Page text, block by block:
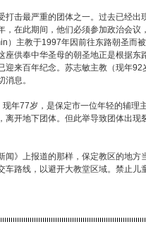
击最严重的团体之一。过去已经出
在此期间，他们必须参加政治会议
）主教于1997年因前往东路朝圣而
座供奉中华圣母的朝圣地正是根据东
迎来百年纪念。苏志敏主教（现年
息。
现年77岁，是保定市一位年轻的辅理
开地下团体。但此举导致团体出现
闻》上报道的那样，保定教区的地方
车路线，以避开大教堂区域。禁止儿